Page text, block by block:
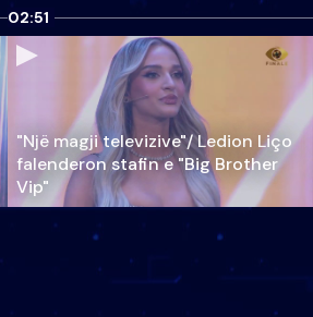
02:51
"Një magji televizive"/ Ledion Liço
falenderon stafin e "Big Brother
Vip"